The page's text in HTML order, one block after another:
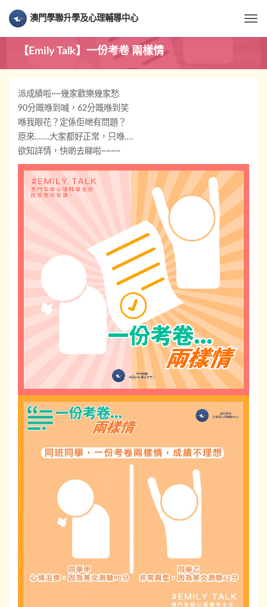
澳門學聯升學及心理輔導中心
【Emily Talk】一份考卷 兩樣情
派成績啦~~幾家歡樂幾家愁
90分嘅喺到喊，62分嘅喺到笑
喺我眼花？定係佢哋有問題？
原來…….大家都好正常，只喺….
欲知詳情，快啲去睇啦~~~~